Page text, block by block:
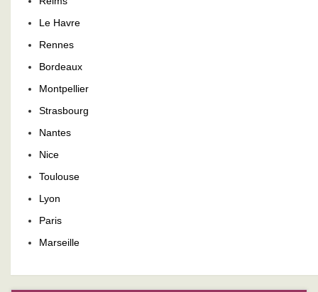
Le Havre
Rennes
Bordeaux
Montpellier
Strasbourg
Nantes
Nice
Toulouse
Lyon
Paris
Marseille